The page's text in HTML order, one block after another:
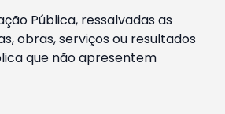
Pública, ressalvadas as
obras, serviços ou resultados
que não apresentem